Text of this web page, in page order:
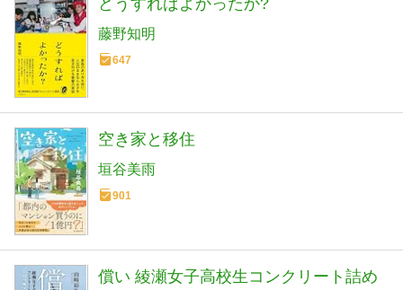
どうすればよかったか?
藤野知明
647
空き家と移住
垣谷美雨
901
償い 綾瀬女子高校生コンクリート詰め